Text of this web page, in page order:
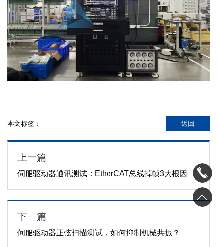
本文标签： 返回
上一篇
伺服驱动器通讯测试：EtherCAT总线掉帧3大根因
下一篇
伺服驱动器正弦扫描测试，如何抑制机械共振？